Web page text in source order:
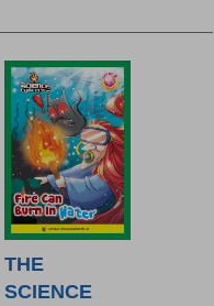
THE
SCIENCE